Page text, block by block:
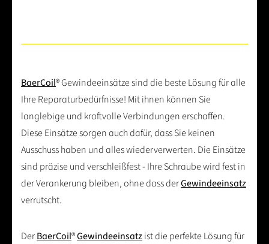
BaerCoil® Gewindeeinsätze sind die beste Lösung für alle
Ihre Reparaturbedürfnisse! Mit ihnen können Sie
langlebige und kraftvolle Verbindungen erschaffen.
Diese Einsätze sorgen auch dafür, dass Sie keinen
Ausschuss haben und alles wiederverwerten. Die Einsätze
sind präzise und verschleißfest - Ihre Schraube wird fest in
der Verankerung bleiben, ohne dass derGewindeeinsatz
verrutscht.
DerBaerCoil®Gewindeeinsatzist die perfekte Lösung für